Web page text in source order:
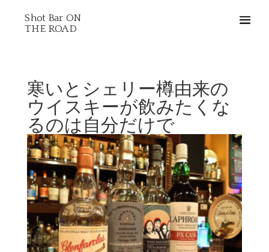
Shot Bar ON
THE ROAD
寒いとシェリー樽由来の
ウイスキーが飲みたくな
るのは自分だけで